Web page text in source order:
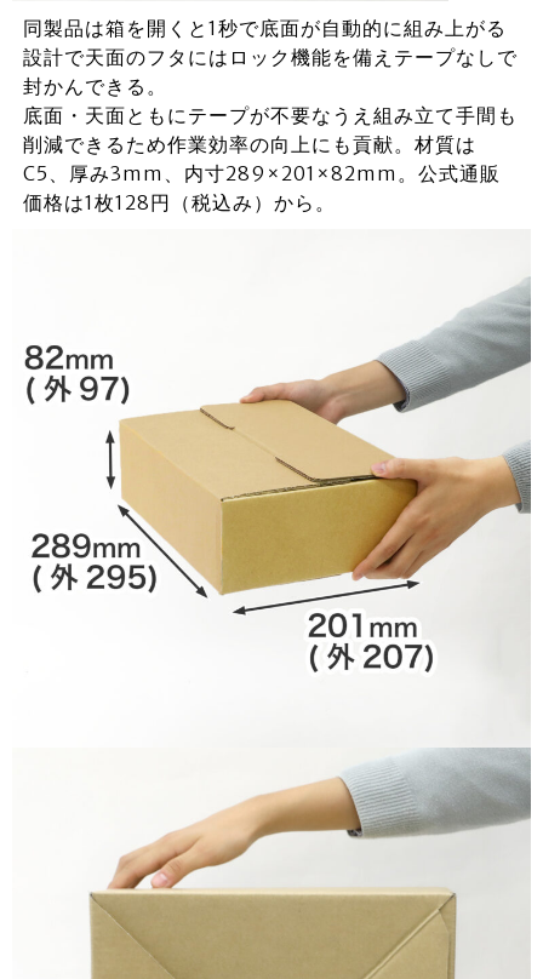
同製品は箱を開くと1秒で底面が自動的に組み上がる
設計で天面のフタにはロック機能を備えテープなしで
封かんできる。
底面・天面ともにテープが不要なうえ組み立て手間も
削減できるため作業効率の向上にも貢献。材質は
C5、厚み3mm、内寸289×201×82mm。公式通販
価格は1枚128円（税込み）から。